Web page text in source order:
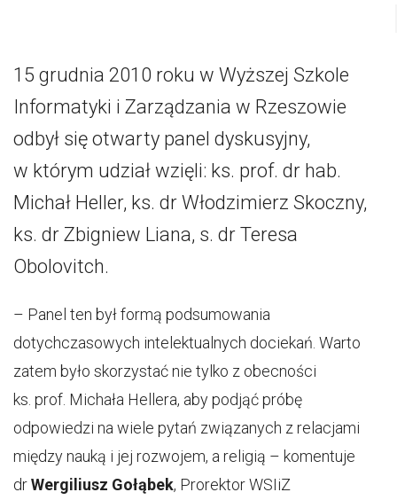
15 grudnia 2010 roku w Wyższej Szkole
Informatyki i Zarządzania w Rzeszowie
odbył się otwarty panel dyskusyjny,
w którym udział wzięli: ks. prof. dr hab.
Michał Heller, ks. dr Włodzimierz Skoczny,
ks. dr Zbigniew Liana, s. dr Teresa
Obolovitch.
– Panel ten był formą podsumowania
dotychczasowych intelektualnych dociekań. Warto
zatem było skorzystać nie tylko z obecności
ks. prof. Michała Hellera, aby podjąć próbę
odpowiedzi na wiele pytań związanych z relacjami
między nauką i jej rozwojem, a religią – komentuje
drWergiliusz Gołąbek, Prorektor WSIiZ